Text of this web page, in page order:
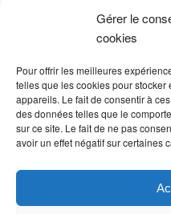
Gérer le
cookies
Pour offrir les meilleures
telles que les cookies pour
appareils. Le fait de consentir à
des données telles que le
sur ce site. Le fait de ne pas
avoir un effet négatif sur certaines
Exposition Adleiz de
En partenariat avec la
Vacances de noël 26
Animation petite enfance
Votre bibliothèque est
septembre 2025 29 août 2025